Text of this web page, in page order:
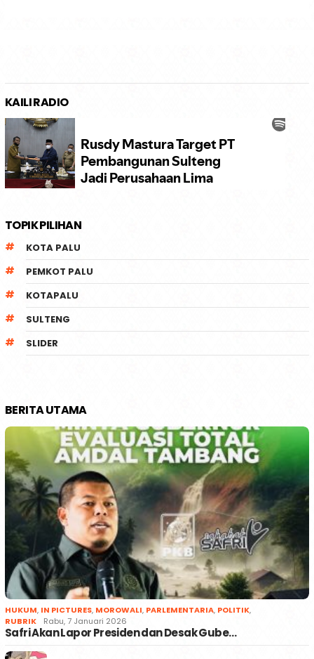
KAILI RADIO
TOPIK PILIHAN
KOTA PALU
PEMKOT PALU
KOTAPALU
SULTENG
SLIDER
BERITA UTAMA
HUKUM, IN PICTURES, MOROWALI, PARLEMENTARIA, POLITIK,
RUBRIK
Rabu, 7 Januari 2026
Safri Akan Lapor Presiden dan Desak Gube…